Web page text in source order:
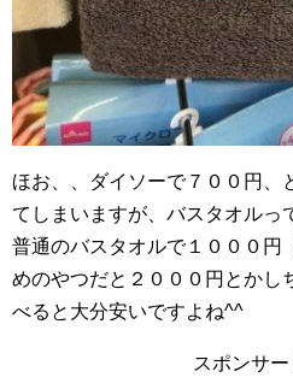
ほお、、ダイソーで７００円、
てしまいますが、バスタオルっ
普通のバスタオルで１０００円
めのやつだと２０００円とかし
べると大分安いですよね^^
スポンサ